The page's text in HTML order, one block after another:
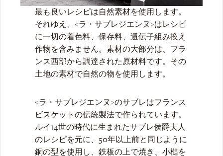
最も良いレシピは自然素材を使用します。
それゆえ、<ラ・サブレジエンヌ>はレシピ
に一切の着色料、保存料、遺伝子組み換え
作物を含みません。素材の大部分は、フラ
ンス西部から調達された原材料です。その
土地の素材で自然の物を使用します。
<ラ・サブレジエンヌ>のサブレはフランス
ビスケットの伝統製法で作られています。
ルイ14世の時代に生まれたサブレ侯爵夫人
のレシピを元に、50年以上前と同じように
銅の型を使用し、鉄板の上で焼き、小槌を